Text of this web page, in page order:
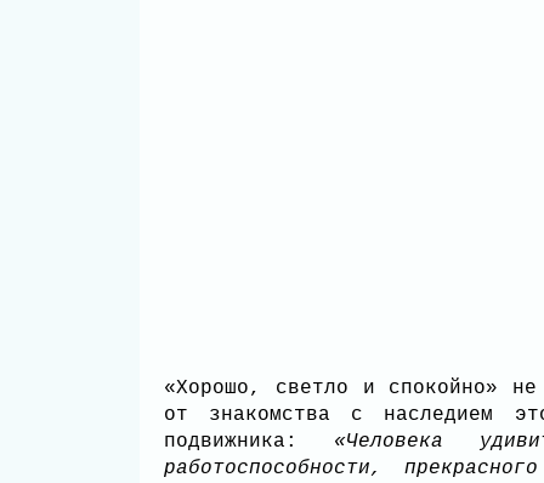
«Хорошо, светло и спокойно»
от знакомства с наследием
подвижника: «Человека
работоспособности,